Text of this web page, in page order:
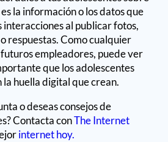
la información o los datos que
interacciones al publicar fotos,
respuestas. Como cualquier
empleadores, puede ver
que los adolescentes
la huella digital que crean.
o deseas consejos de
Contacta conThe Internet
internet hoy.